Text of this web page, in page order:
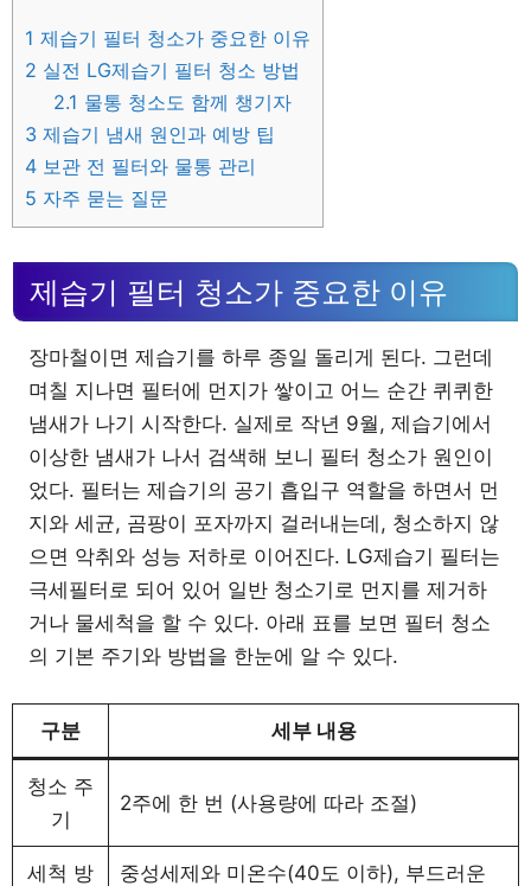
1 제습기 필터 청소가 중요한 이유
2 실전 LG제습기 필터 청소 방법
2.1 물통 청소도 함께 챙기자
3 제습기 냄새 원인과 예방 팁
4 보관 전 필터와 물통 관리
5 자주 묻는 질문
제습기 필터 청소가 중요한 이유
장마철이면 제습기를 하루 종일 돌리게 된다. 그런데
며칠 지나면 필터에 먼지가 쌓이고 어느 순간 퀴퀴한
냄새가 나기 시작한다. 실제로 작년 9월, 제습기에서
이상한 냄새가 나서 검색해 보니 필터 청소가 원인이
었다. 필터는 제습기의 공기 흡입구 역할을 하면서 먼
지와 세균, 곰팡이 포자까지 걸러내는데, 청소하지 않
으면 악취와 성능 저하로 이어진다. LG제습기 필터는
극세필터로 되어 있어 일반 청소기로 먼지를 제거하
거나 물세척을 할 수 있다. 아래 표를 보면 필터 청소
의 기본 주기와 방법을 한눈에 알 수 있다.
구분 세부 내용
청소 주
기
2주에 한 번 (사용량에 따라 조절)
세척 방
중성세제와 미온수(40도 이하), 부드러운